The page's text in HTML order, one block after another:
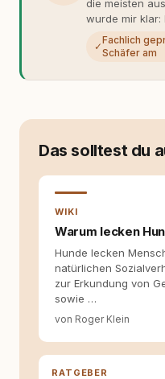
die meisten
wurde mir klar:
Gefühl,
Fachwissen.
allein nicht
Wissen ersetzt
Tierschutz
Hund
für ein
✓
Fachlich
Schäfer am
Das solltest du
WIKI
Warum lecken
Hunde lecken
natürlichen
zur Erkundung von
sowie …
von Roger Klein
RATGEBER